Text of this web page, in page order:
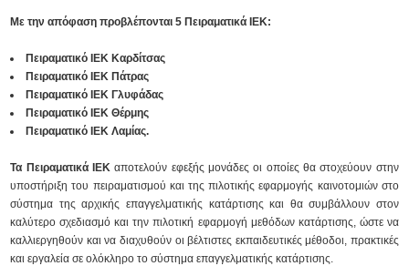
Με την απόφαση προβλέπονται 5 Πειραματικά ΙΕΚ:
Πειραματικό ΙΕΚ Καρδίτσας
Πειραματικό ΙΕΚ Πάτρας
Πειραματικό ΙΕΚ Γλυφάδας
Πειραματικό ΙΕΚ Θέρμης
Πειραματικό ΙΕΚ Λαμίας.
Τα Πειραματικά ΙΕΚαποτελούν εφεξής μονάδες οι οποίες θα στοχεύουν στην
υποστήριξη του πειραματισμού και της πιλοτικής εφαρμογής καινοτομιών στο
σύστημα της αρχικής επαγγελματικής κατάρτισης και θα συμβάλλουν στον
καλύτερο σχεδιασμό και την πιλοτική εφαρμογή μεθόδων κατάρτισης, ώστε να
καλλιεργηθούν και να διαχυθούν οι βέλτιστες εκπαιδευτικές μέθοδοι, πρακτικές
και εργαλεία σε ολόκληρο το σύστημα επαγγελματικής κατάρτισης.